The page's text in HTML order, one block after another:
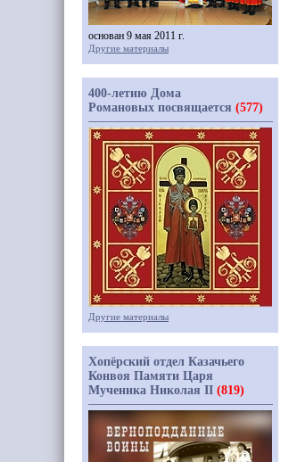
основан 9 мая 2011 г.
Другие материалы
400-летию Дома
Романовых посвящается (577)
Другие материалы
Хопёрский отдел Казачьего
Конвоя Памяти Царя
Мученика Николая II (819)